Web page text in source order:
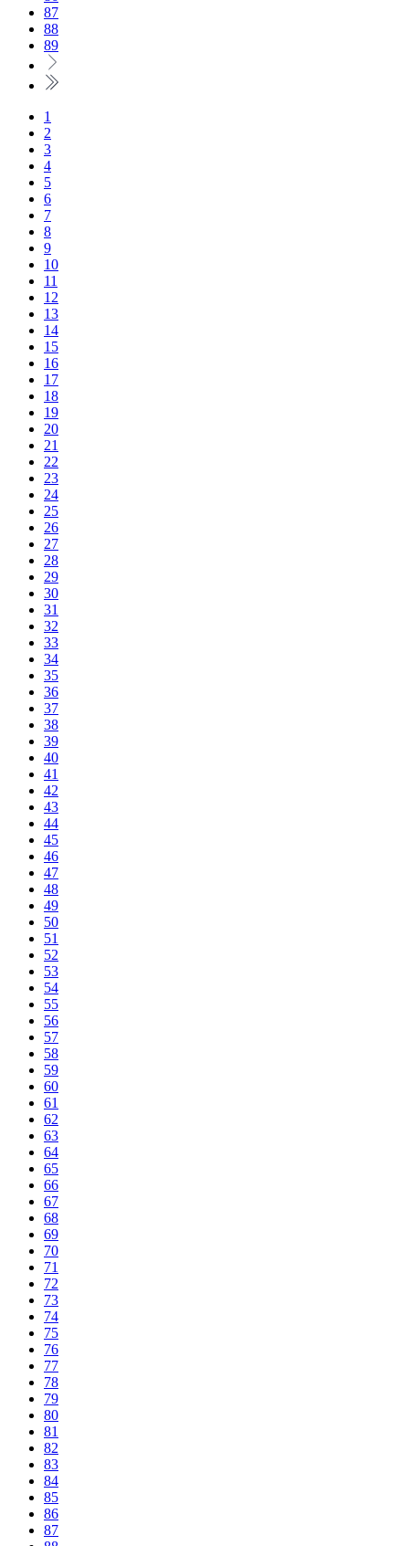
87
88
89
1
2
3
4
5
6
7
8
9
10
11
12
13
14
15
16
17
18
19
20
21
22
23
24
25
26
27
28
29
30
31
32
33
34
35
36
37
38
39
40
41
42
43
44
45
46
47
48
49
50
51
52
53
54
55
56
57
58
59
60
61
62
63
64
65
66
67
68
69
70
71
72
73
74
75
76
77
78
79
80
81
82
83
84
85
86
87